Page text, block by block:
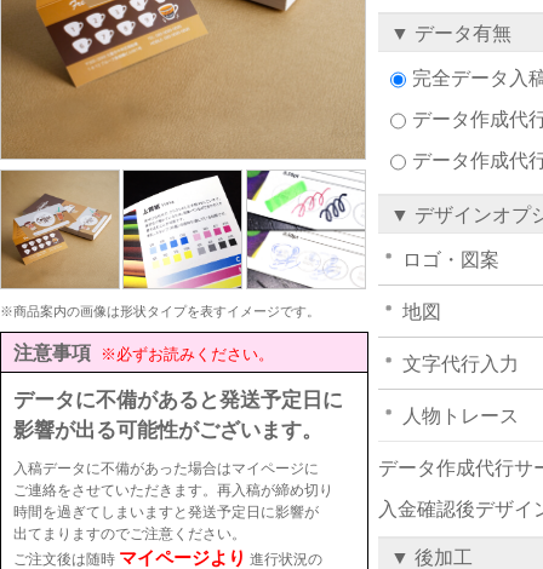
※商品案内の画像は形状タイプを表すイメージです。
注意事項 ※必ずお読みください。
データに不備があると発送予定日に
影響が出る可能性がございます。
入稿データに不備があった場合はマイページに
ご連絡をさせていただきます。再入稿が締め切り
時間を過ぎてしまいますと発送予定日に影響が
出てまりますのでご注意ください。
ご注文後は随時 マイページより 進行状況の
▼ データ有無
完全データ入
データ作成代
データ作成代
▼ デザインオプ
ロゴ・図案
地図
文字代行入力
人物トレース
データ作成代行サ
入金確認後デザイ
▼ 後加工